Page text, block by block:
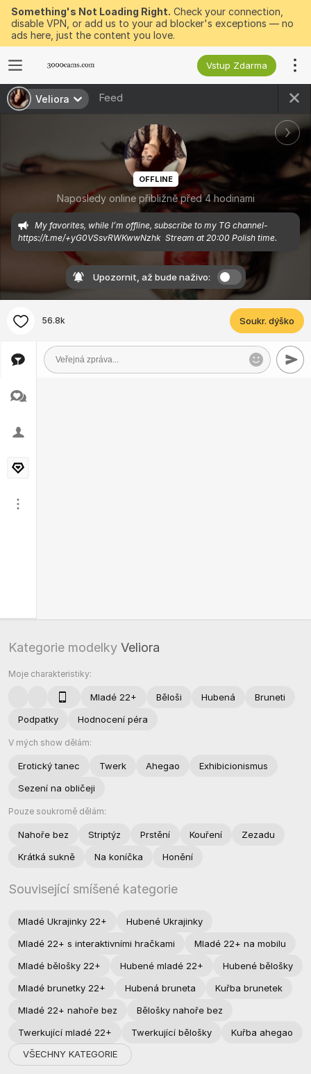
Something's Not Loading Right. Check your connection,
disable VPN, or add us to your ad blocker's exceptions — no
ads here, just the content you love.
Vstup Zdarma
Veliora Feed
OFFLINE
Naposledy online přibližně před 4 hodinami
My favorites, while I’m offline, subscribe to my TG channel-
https://t.me/+yG0VSsvRWKwwNzhk  Stream at 20:00 Polish time.
Upozornit, až bude naživo:
56.8k Soukr. dýško
Kategorie modelky Veliora
Moje charakteristiky:
Mladé 22+ Běloši Hubená
Bruneti
Podpatky
Hodnocení péra
V mých show dělám:
Erotický tanec Twerk Ahegao
Exhibicionismus
Sezení na obličeji
Pouze soukromě dělám:
Nahoře bez Striptýz Prstění Kouření
Zezadu
Krátká sukně
Na koníčka Honění
Související smíšené kategorie
Mladé Ukrajinky 22+
Hubené Ukrajinky
Mladé 22+ s interaktivními hračkami
Mladé 22+ na mobilu
Mladé bělošky 22+
Hubené mladé 22+
Hubené bělošky
Mladé brunetky 22+
Hubená bruneta
Kuřba brunetek
Mladé 22+ nahoře bez
Bělošky nahoře bez
Twerkující mladé 22+
Twerkující bělošky
Kuřba ahegao
VŠECHNY KATEGORIE